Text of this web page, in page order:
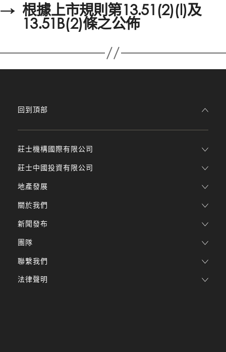
→ 根據上市規則第13.51(2)(l)及
13.51B(2)條之公佈
莊士機構國際有限公司
莊士中國投資有限公司
地產發展
關於我們
新聞發布
團隊
回到頂部
聯繫我們
法律聲明